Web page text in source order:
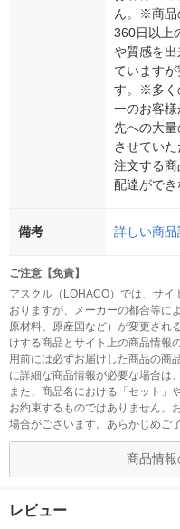
ん。※商品
360日以上
や質感を
ています
す。※多く
一のお客
先への大
させてい
注文する
配達ができ
備考 詳しい商品
ご注意【免責】
アスクル（LOHACO）では、サ
おりますが、メーカーの都合等に
原材料、原産国など）が変更され
けする商品とサイト上の商品情報
用前には必ずお届けした商品の商
に詳細な商品情報が必要な場合は
また、商品名における「セット」
お約束するものではありません。
場合がございます。あらかじめご
商品情報
レビュー